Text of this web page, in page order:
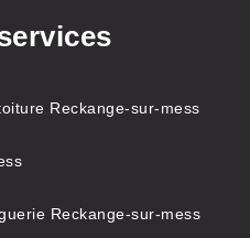
Reckange-sur-mess
Reckange-sur-mess